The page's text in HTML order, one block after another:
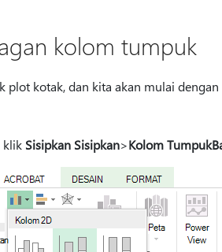
kolom tumpuk
plot kotak, dan kita akan mulai
klik Sisipkan Sisipkan>Kolom Tumpuk